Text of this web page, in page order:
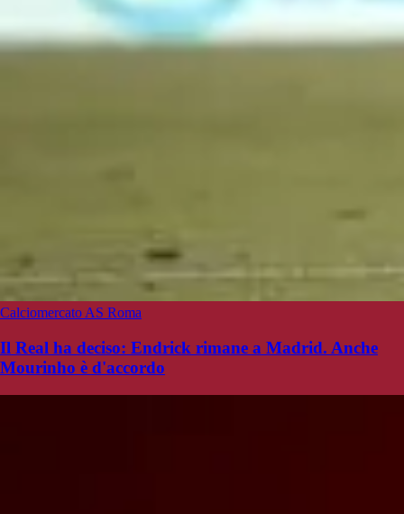
Calciomercato AS Roma
Il Real ha deciso: Endrick rimane a Madrid. Anche
Mourinho è d'accordo